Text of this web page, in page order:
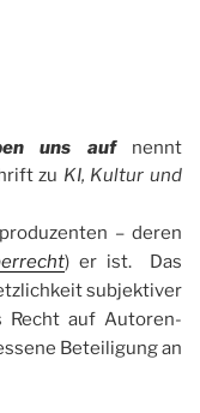
uns aufnennt
zu KI, Kultur und
– deren
) er ist. Das
subjektiver
Recht auf Autoren-
Beteiligung an